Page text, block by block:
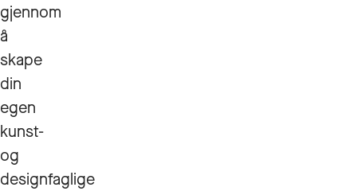
gjennom
å
skape
din
egen
kunst-
og
designfaglige